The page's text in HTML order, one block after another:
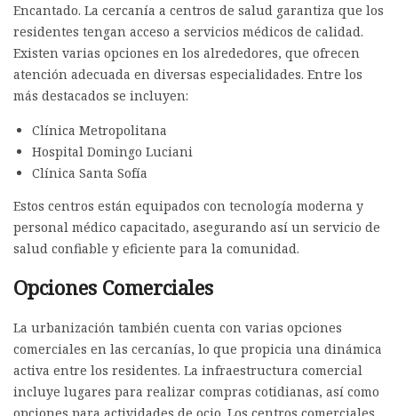
Encantado. La cercanía a centros de salud garantiza que los
residentes tengan acceso a servicios médicos de calidad.
Existen varias opciones en los alrededores, que ofrecen
atención adecuada en diversas especialidades. Entre los
más destacados se incluyen:
Clínica Metropolitana
Hospital Domingo Luciani
Clínica Santa Sofía
Estos centros están equipados con tecnología moderna y
personal médico capacitado, asegurando así un servicio de
salud confiable y eficiente para la comunidad.
Opciones Comerciales
La urbanización también cuenta con varias opciones
comerciales en las cercanías, lo que propicia una dinámica
activa entre los residentes. La infraestructura comercial
incluye lugares para realizar compras cotidianas, así como
opciones para actividades de ocio. Los centros comerciales